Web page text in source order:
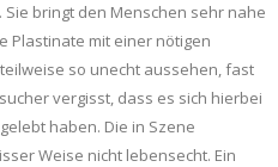
bringt den Menschen sehr nahe
Plastinate mit einer nötigen
so unecht aussehen, fast
vergisst, dass es sich hierbei
haben. Die in Szene
Weise nicht lebensecht. Ein